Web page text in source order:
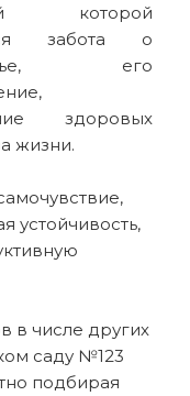
которой
забота о
его
здоровых
жизни.
устойчивость,
в числе других
саду №123
подбирая